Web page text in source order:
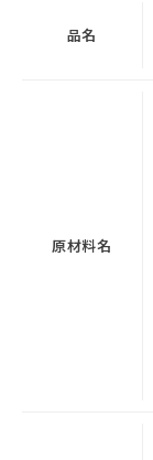
品名
原材料名